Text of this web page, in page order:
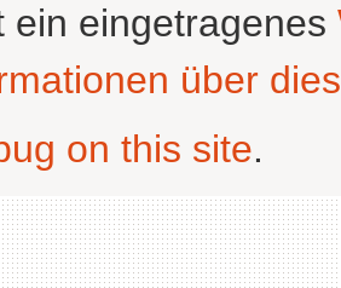
ein eingetragenes
über
on this site.